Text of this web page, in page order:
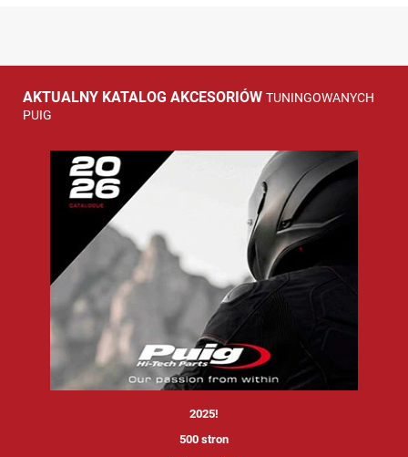
AKTUALNY KATALOG AKCESORIÓW TUNINGOWANYCH
PUIG
2025!
500 stron